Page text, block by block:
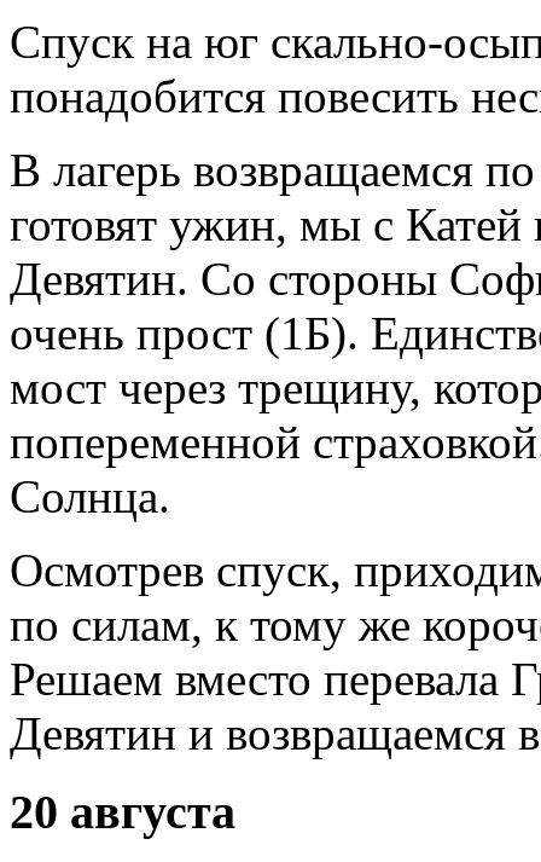
Спуск на юг скально-
понадобится повесить
В лагерь возвращаемся
готовят ужин, мы с Катей
Девятин. Со стороны
очень прост (1Б).
мост через трещину,
попеременной
Солнца.
Осмотрев спуск,
по силам, к тому же
Решаем вместо перевала
Девятин и возвращаемся
20 августа